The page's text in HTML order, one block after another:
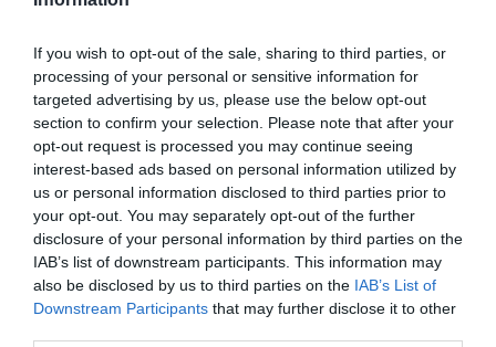
If you wish to opt-out of the sale, sharing to third parties, or
processing of your personal or sensitive information for
targeted advertising by us, please use the below opt-out
section to confirm your selection. Please note that after your
opt-out request is processed you may continue seeing
interest-based ads based on personal information utilized by
us or personal information disclosed to third parties prior to
your opt-out. You may separately opt-out of the further
disclosure of your personal information by third parties on the
IAB’s list of downstream participants. This information may
also be disclosed by us to third parties on the IAB’s List of
Downstream Participants that may further disclose it to other
RÉPONDRE
Filoustyle a commenté :
4 février 2018 - 9 h 33 min
Pour avoir voyagé avec le 747-8 de lufthansa vers Bangalore
et plusieurs fois en A380 (New-York et tokyo) il n’y pas photo
la 380 le surclasse à tous niveaux sauf peut être au niveau du
look de “Queen of the sky” que je trouve magnifique et
inimitable.